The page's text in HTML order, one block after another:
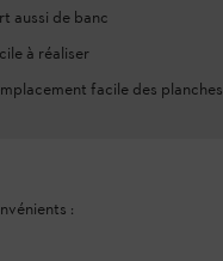
aussi de banc
à réaliser
facile des
: